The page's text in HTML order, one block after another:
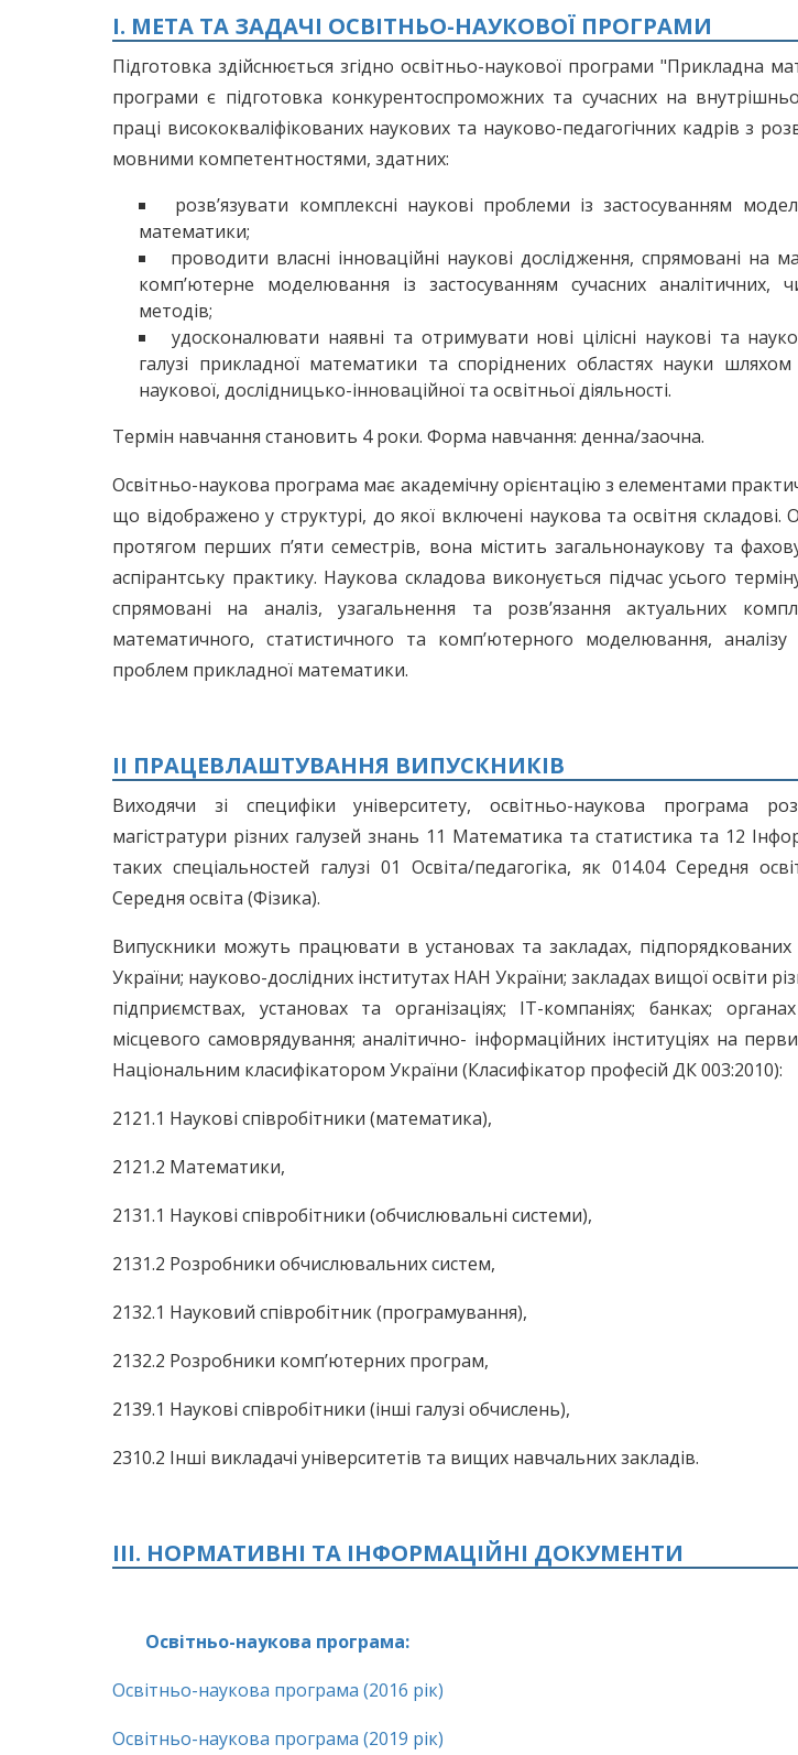
I. МЕТА ТА ЗАДАЧІ ОСВІТНЬО-НАУКОВОЇ ПРОГРАМИ
Підготовка здійснюється згідно освітньо-наукової програми "Прикладна
програми є підготовка конкурентоспроможних та сучасних на
праці висококваліфікованих наукових та науково-педагогічних кадрів з
мовними компетентностями, здатних:
розв’язувати комплексні наукові проблеми із застосуванням
математики;
проводити власні інноваційні наукові дослідження, спрямовані на
комп’ютерне моделювання із застосуванням сучасних аналітичних,
методів;
удосконалювати наявні та отримувати нові цілісні наукові та
галузі прикладної математики та споріднених областях науки
наукової, дослідницько-інноваційної та освітньої діяльності.
Термін навчання становить 4 роки. Форма навчання: денна/заочна.
Освітньо-наукова програма має академічну орієнтацію з елементами
що відображено у структурі, до якої включені наукова та освітня складові.
протягом перших п’яти семестрів, вона містить загальнонаукову та
аспірантську практику. Наукова складова виконується підчас усього
спрямовані на аналіз, узагальнення та розв’язання актуальних
математичного, статистичного та комп’ютерного моделювання,
проблем прикладної математики.
ІІ ПРАЦЕВЛАШТУВАННЯ ВИПУСКНИКІВ
Виходячи зі специфіки університету, освітньо-наукова програма
магістратури різних галузей знань 11 Математика та статистика та 12
таких спеціальностей галузі 01 Освіта/педагогіка, як 014.04 Середня
Середня освіта (Фізика).
Випускники можуть працювати в установах та закладах, підпорядкованих
України; науково-дослідних інститутах НАН України; закладах вищої освіти
підприємствах, установах та організаціях; IT-компаніях; банках;
місцевого самоврядування; аналітично- інформаційних інституціях на
Національним класифікатором України (Класифікатор професій ДК 003:2010):
2121.1 Наукові співробітники (математика),
2121.2 Математики,
2131.1 Наукові співробітники (обчислювальні системи),
2131.2 Розробники обчислювальних систем,
2132.1 Науковий співробітник (програмування),
2132.2 Розробники комп’ютерних програм,
2139.1 Наукові співробітники (інші галузі обчислень),
2310.2 Інші викладачі університетів та вищих навчальних закладів.
III. НОРМАТИВНІ ТА ІНФОРМАЦІЙНІ ДОКУМЕНТИ
Освітньо-наукова програма:
Освітньо-наукова програма (2016 рік)
Освітньо-наукова програма (2019 рік)